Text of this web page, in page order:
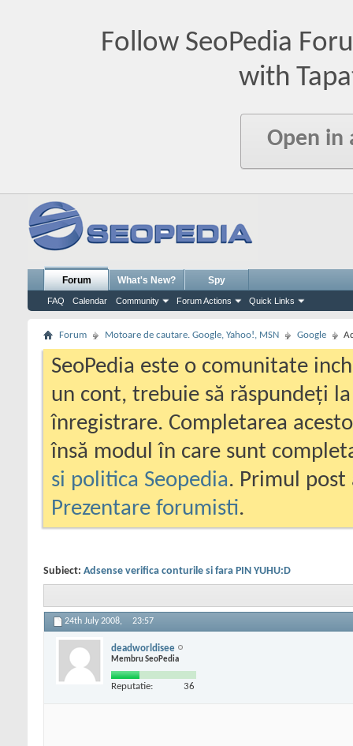
Follow SeoPedia
with
Open in
Forum
FAQ Calendar Community Forum Actions Quick Links
What's New? Spy
Forum Motoare de cautare. Google, Yahoo!, MSN Google
SeoPedia este o comunitate
un cont, trebuie să răspundeți
înregistrare. Completarea
însă modul în care sunt
si politica Seopedia. Primul
Prezentare forumisti.
Subiect: Adsense verifica conturile si fara PIN YUHU:D
24th July 2008, 23:57
deadworldisee
Membru SeoPedia
Reputatie: 36